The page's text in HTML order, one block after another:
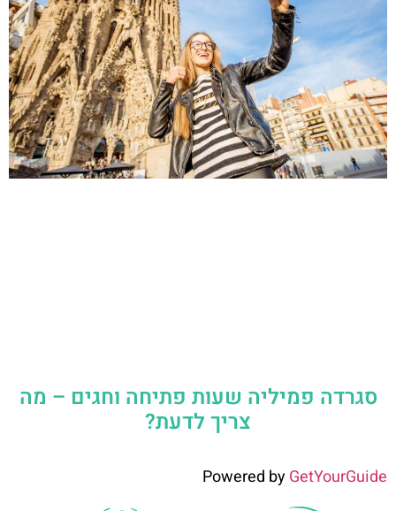
סגרדה פמיליה שעות פתיחה וחגים – מה
צריך לדעת?
Powered byGetYourGuide